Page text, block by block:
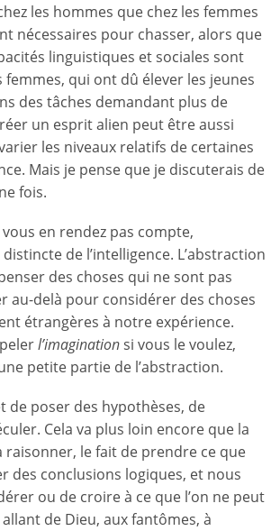
les hommes que chez les femmes
nécessaires pour chasser, alors que
linguistiques et sociales sont
femmes, qui ont dû élever les jeunes
des tâches demandant plus de
un esprit alien peut être aussi
les niveaux relatifs de certaines
Mais je pense que je discuterais de
fois.
en rendez pas compte,
distincte de l’intelligence. L’abstraction
des choses qui ne sont pas
au-delà pour considérer des choses
étrangères à notre expérience.
l’imaginationsi vous le voulez,
petite partie de l’abstraction.
de poser des hypothèses, de
Cela va plus loin encore que la
raisonner, le fait de prendre ce que
des conclusions logiques, et nous
ou de croire à ce que l’on ne peut
de Dieu, aux fantômes, à